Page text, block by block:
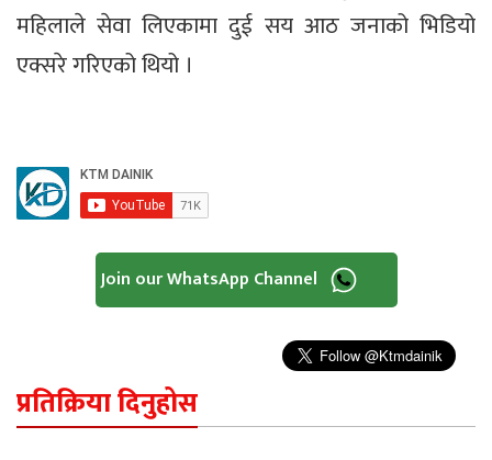
महिलाले सेवा लिएकामा दुई सय आठ जनाको भिडियो
एक्सरे गरिएको थियो ।
Join our WhatsApp Channel
प्रतिक्रिया दिनुहोस